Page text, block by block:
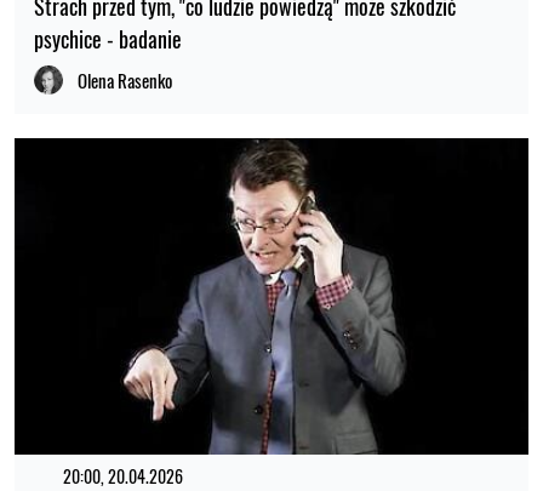
psychice - badanie
Olena Rasenko
20:00, 20.04.2026